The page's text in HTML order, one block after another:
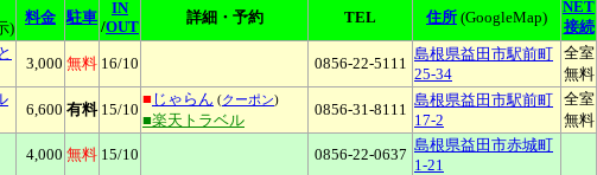
)
料金 駐車
IN
/OUT
詳細・予約 TEL 住所 (GoogleMap)
NET
接続
3,000 無料 16/10 0856-22-5111
島根県益田市駅前町
25-34
全室
無料
6,600 有料 15/10
■ じゃらん (クーポン)
■楽天トラベル
0856-31-8111
島根県益田市駅前町
17-2
全室
無料
4,000 無料 15/10 0856-22-0637
島根県益田市赤城町
1-21